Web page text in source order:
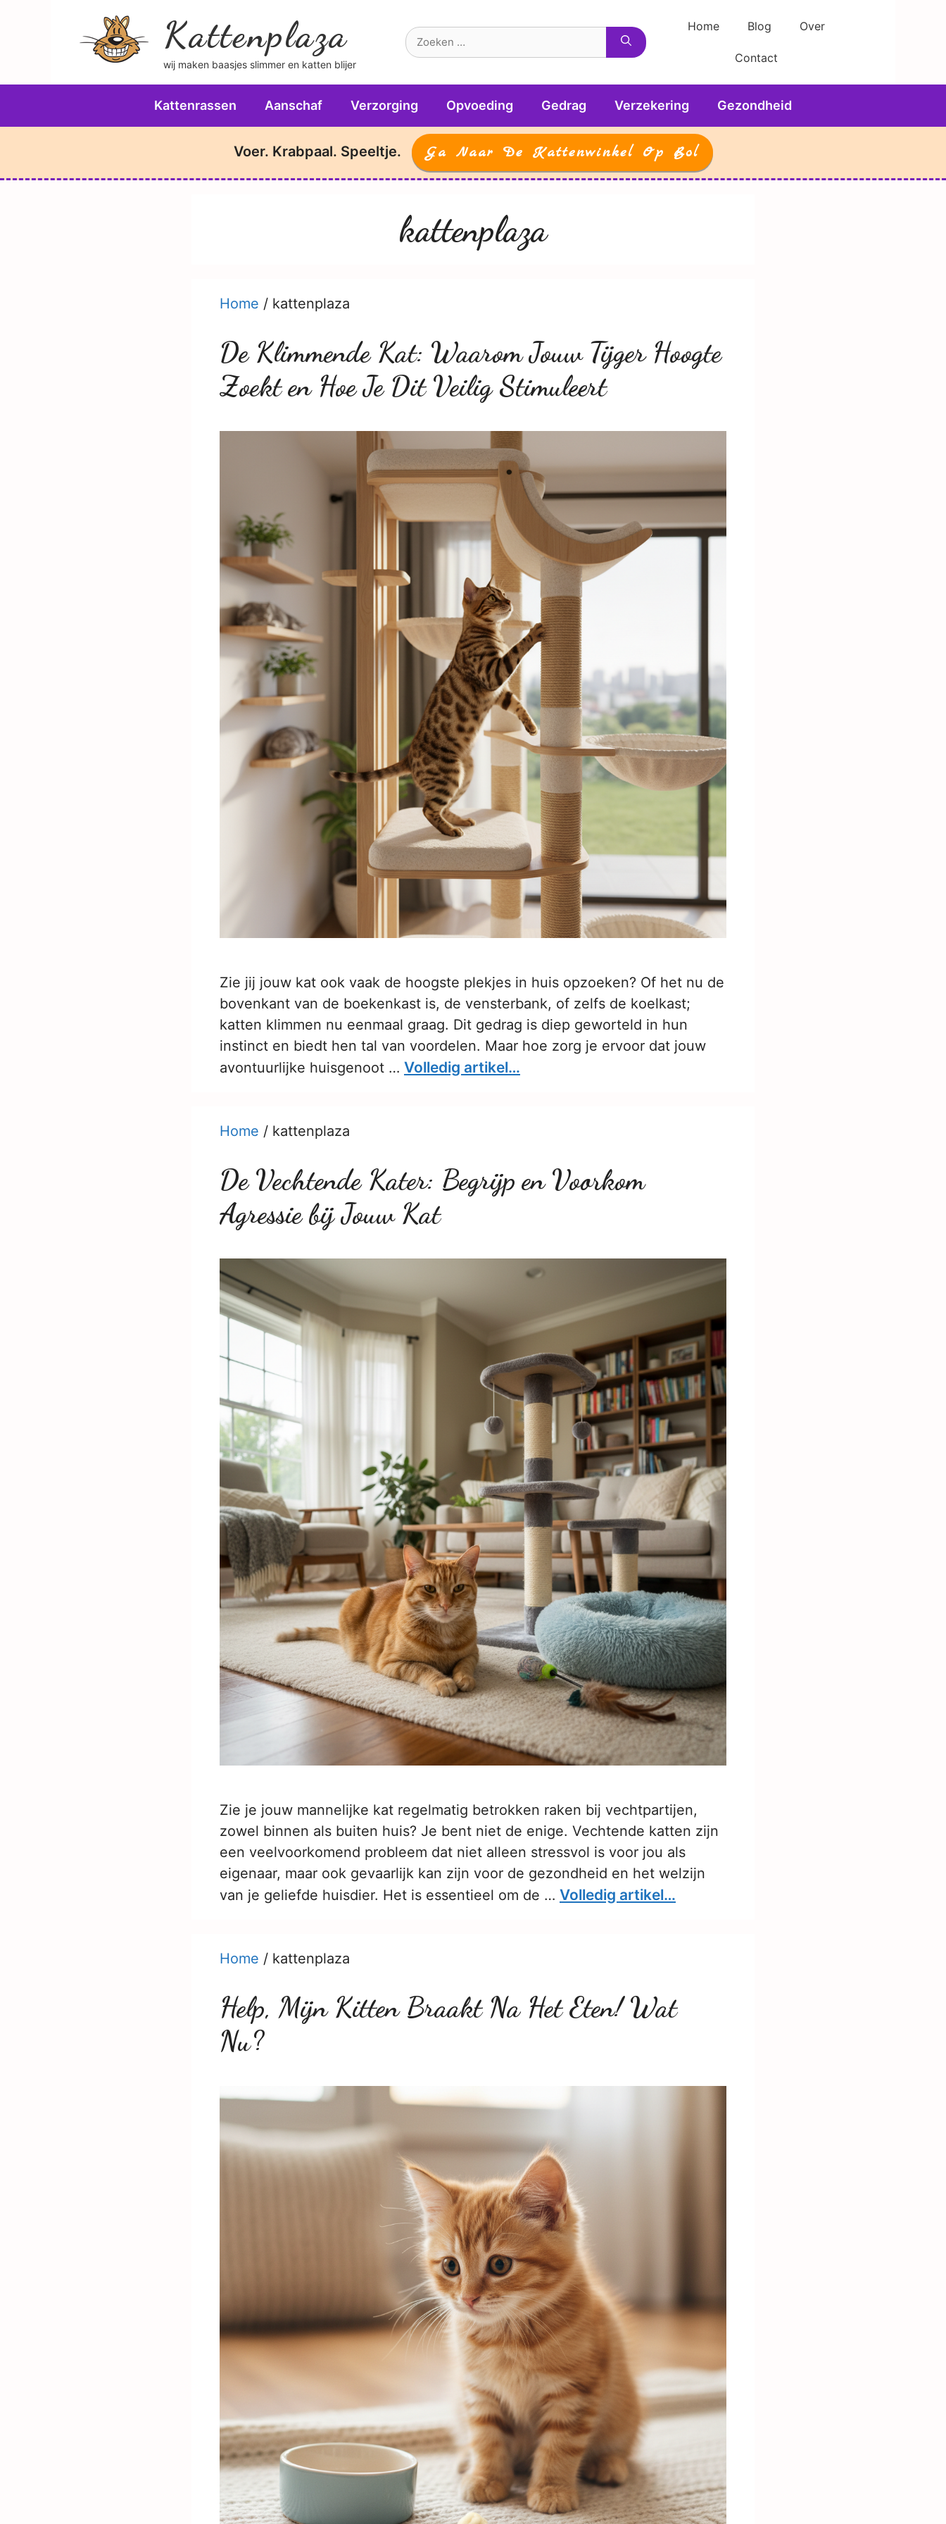
Kattenplaza
wij maken baasjes slimmer en katten blijer
Home Blog Over
Contact
Kattenrassen Aanschaf Verzorging Opvoeding Gedrag Verzekering Gezondheid
Voer. Krabpaal. Speeltje. Ga Naar De Kattenwinkel Op Bol
kattenplaza
Home / kattenplaza
De Klimmende Kat: Waarom Jouw Tijger Hoogte
Zoekt en Hoe Je Dit Veilig Stimuleert
Zie jij jouw kat ook vaak de hoogste plekjes in huis opzoeken? Of het nu de
bovenkant van de boekenkast is, de vensterbank, of zelfs de koelkast;
katten klimmen nu eenmaal graag. Dit gedrag is diep geworteld in hun
instinct en biedt hen tal van voordelen. Maar hoe zorg je ervoor dat jouw
avontuurlijke huisgenoot … Volledig artikel…
Home / kattenplaza
De Vechtende Kater: Begrijp en Voorkom
Agressie bij Jouw Kat
Zie je jouw mannelijke kat regelmatig betrokken raken bij vechtpartijen,
zowel binnen als buiten huis? Je bent niet de enige. Vechtende katten zijn
een veelvoorkomend probleem dat niet alleen stressvol is voor jou als
eigenaar, maar ook gevaarlijk kan zijn voor de gezondheid en het welzijn
van je geliefde huisdier. Het is essentieel om de … Volledig artikel…
Home / kattenplaza
Help, Mijn Kitten Braakt Na Het Eten! Wat
Nu?